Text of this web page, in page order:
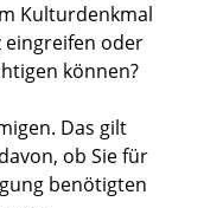
Kulturdenkmal
eingreifen oder
können?
Das gilt
ob Sie für
benötigten